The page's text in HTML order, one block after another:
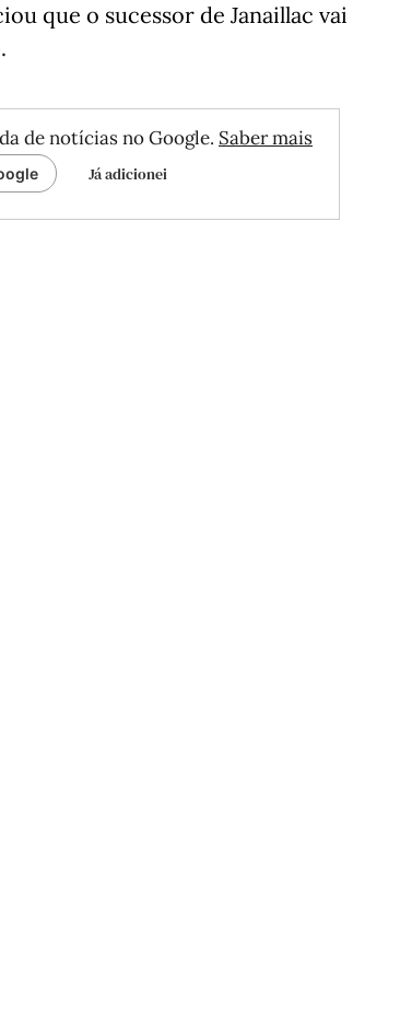
que o sucessor de Janaillac vai
de notícias no Google. Saber mais
Já adicionei